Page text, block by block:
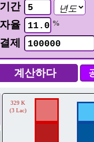
간
율
%
제
329 K
(3 Lac)